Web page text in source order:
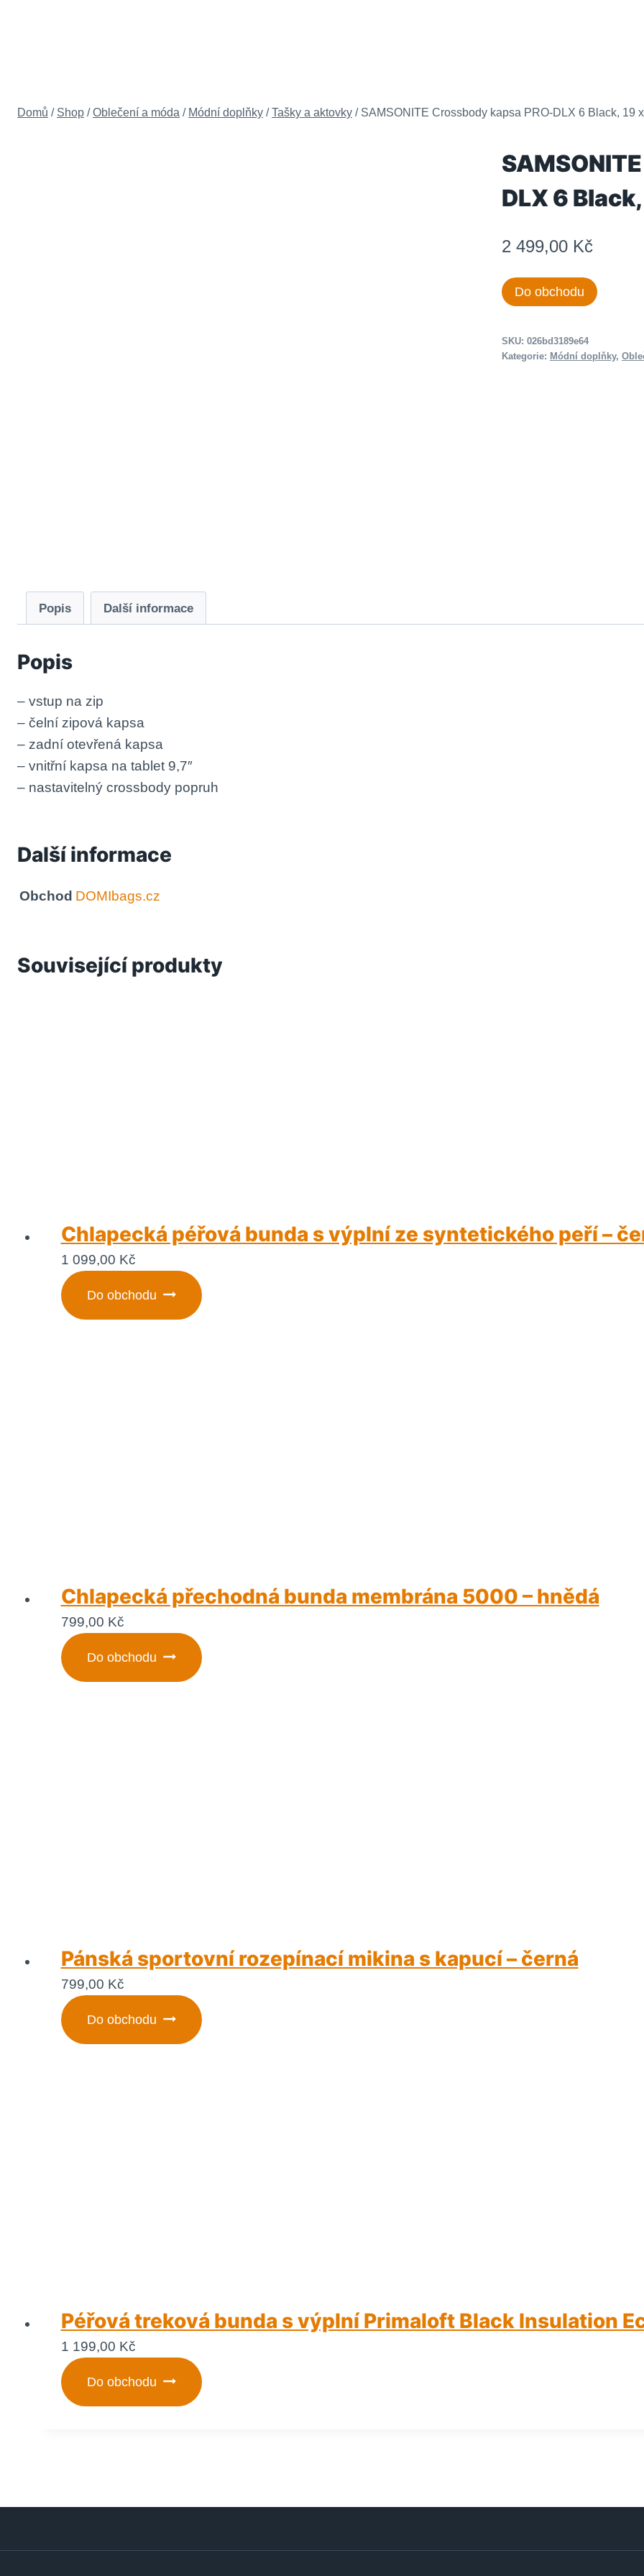
Domů / Shop / Oblečení a móda / Módní doplňky / Tašky a aktovky / SAMSONITE Crossbody kapsa PRO-DLX 6 Black, 19
DLX 6
2 499,00 Kč
Do obchodu
SKU: 026bd3189e64
Kategorie: Módní doplňky,
Popis Další informace
Popis
– vstup na zip
– čelní zipová kapsa
– zadní otevřená kapsa
– vnitřní kapsa na tablet 9,7″
– nastavitelný crossbody popruh
Další informace
Obchod DOMIbags.cz
Související produkty
Chlapecká péřová bunda s výplní ze syntetického peří –
1 099,00 Kč
Do obchodu
Chlapecká přechodná bunda membrána 5000 – hnědá
799,00 Kč
Do obchodu
Pánská sportovní rozepínací mikina s kapucí – černá
799,00 Kč
Do obchodu
Péřová treková bunda s výplní Primaloft Black Insulation
1 199,00 Kč
Do obchodu